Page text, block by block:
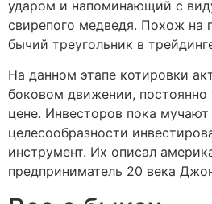
ударом и напоминающий с
свирепого медведя. Похож
бычий треугольник в
На данном этапе котировки
боковом движении, постоянно
цене. Инвесторов пока
целесообразности
инструмент. Их описал
предприниматель 20 века